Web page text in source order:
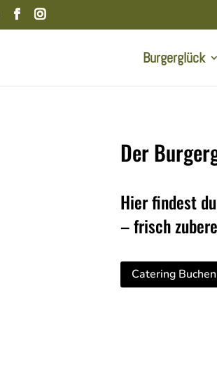
Burgerglück
Der
Hier findest
– frisch
Catering Buchen